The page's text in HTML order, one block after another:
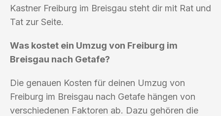
Kastner Freiburg im Breisgau steht dir mit Rat und
Tat zur Seite.
Was kostet ein Umzug von Freiburg im
Breisgau nach Getafe?
Die genauen Kosten für deinen Umzug von
Freiburg im Breisgau nach Getafe hängen von
verschiedenen Faktoren ab. Dazu gehören die